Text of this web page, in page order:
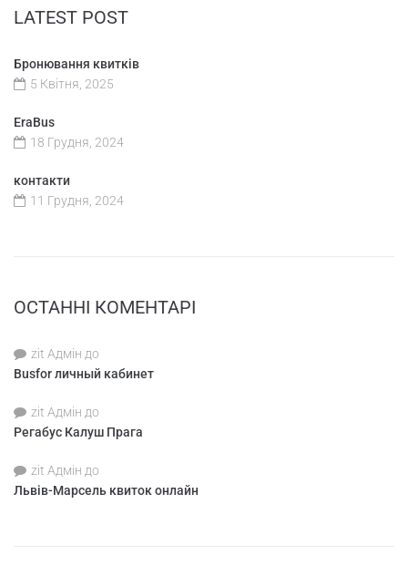
LATEST POST
Бронювання квитків
5 Квітня, 2025
EraBus
18 Грудня, 2024
контакти
11 Грудня, 2024
ОСТАННІ КОМЕНТАРІ
zit Адмін до
Busfor личный кабинет
zit Адмін до
Регабус Калуш Прага
zit Адмін до
Львів-Марсель квиток онлайн